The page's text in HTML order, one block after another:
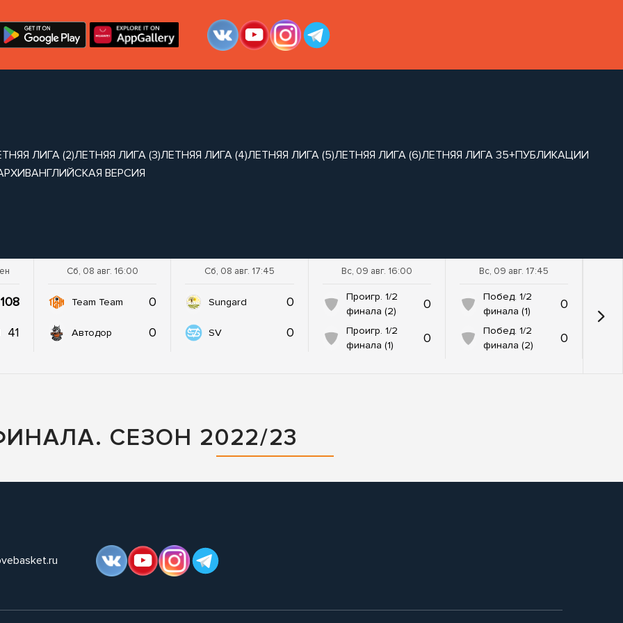
ЛИГА (2)ЛЕТНЯЯ ЛИГА (3)ЛЕТНЯЯ ЛИГА (4)ЛЕТНЯЯ ЛИГА (5)ЛЕТНЯЯ ЛИГА (6)ЛЕТНЯЯ ЛИГА 35+ПУБЛИКАЦИИ
АНГЛИЙСКАЯ ВЕРСИЯ
108
41
Сб, 08 авг. 16:00
Team Team 0
Автодор 0
Сб, 08 авг. 17:45
Sungard 0
SV 0
Вс, 09 авг. 16:00
Проигр. 1/2
финала (2)
0
Проигр. 1/2
финала (1)
0
Вс, 09 авг. 17:45
Побед. 1/2
финала (1)
0
Побед. 1/2
финала (2)
0
СЕЗОН 2022/23